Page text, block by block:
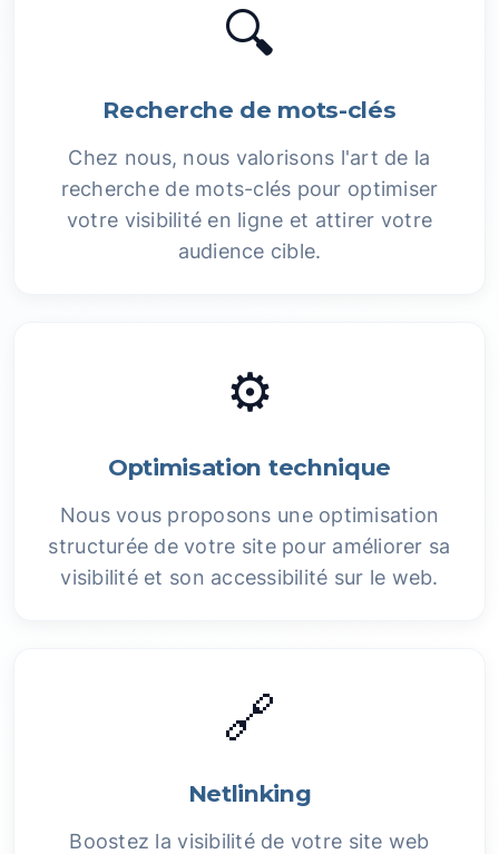
🔍
Recherche de mots-clés
Chez nous, nous valorisons l'art de la
recherche de mots-clés pour optimiser
votre visibilité en ligne et attirer votre
audience cible.
⚙️
Optimisation technique
Nous vous proposons une optimisation
structurée de votre site pour améliorer sa
visibilité et son accessibilité sur le web.
🔗
Netlinking
Boostez la visibilité de votre site web